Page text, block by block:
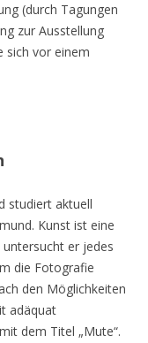
(durch Tagungen
zur Ausstellung
sich vor einem
studiert aktuell
Kunst ist eine
er jedes
die Fotografie
den Möglichkeiten
adäquat
dem Titel „Mute“.